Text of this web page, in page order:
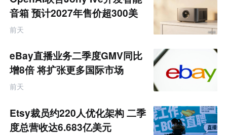
音箱 预计2027年售价超300美
元
前天
eBay直播业务二季度GMV同比
增8倍 将扩张更多国际市场
前天
Etsy裁员约220人优化架构 二季
度总营收达6.683亿美元